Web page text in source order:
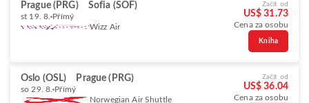
Prague (PRG) Sofia (SOF)
st 19. 8. Přímý
Wizz Air
Začít od
US$ 31.73
Cena za osobu
Kniha
Oslo (OSL) Prague (PRG)
so 29. 8. Přímý
Norwegian Air Shuttle
Začít od
US$ 36.04
Cena za osobu